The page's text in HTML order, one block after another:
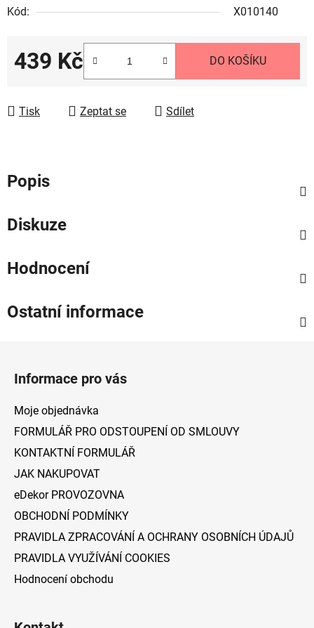
Kód:
X010140
439 Kč DO KOŠÍKU
Tisk Zeptat se Sdílet
Popis
Diskuze
Hodnocení
Ostatní informace
Informace pro vás
Moje objednávka
FORMULÁŘ PRO ODSTOUPENÍ OD SMLOUVY
KONTAKTNÍ FORMULÁŘ
JAK NAKUPOVAT
eDekor PROVOZOVNA
OBCHODNÍ PODMÍNKY
PRAVIDLA ZPRACOVÁNÍ A OCHRANY OSOBNÍCH ÚDAJŮ
PRAVIDLA VYUŽÍVÁNÍ COOKIES
Hodnocení obchodu